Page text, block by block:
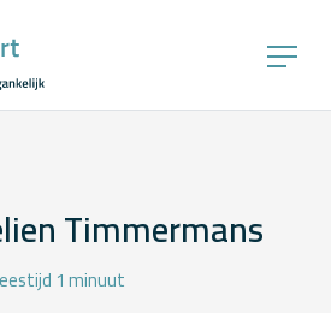
Timmermans
1 minuut